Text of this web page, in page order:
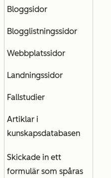
Bloggsidor
Blogglistningssidor
Webbplatssidor
Landningssidor
Fallstudier
Artiklar i
kunskapsdatabasen
Skickade in ett
formulär som spåras